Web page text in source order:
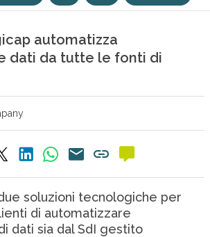
automatizza
dati da tutte le fonti di
soluzioni tecnologiche per
di automatizzare
dati sia dal SdI gestito